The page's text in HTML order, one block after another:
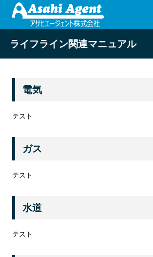
ライフライン関連マニュアル
電気
テスト
ガス
テスト
水道
テスト